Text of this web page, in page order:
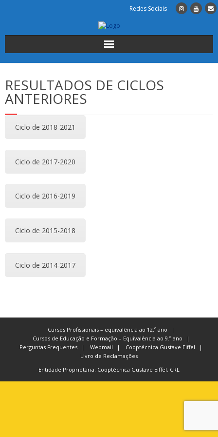
Redes Sociais
Início
Institucional
Alunos
RESULTADOS DE CICLOS
ANTERIORES
Ciclo de 2018-2021
Ciclo de 2017-2020
Ciclo de 2016-2019
Ciclo de 2015-2018
Ciclo de 2014-2017
Cursos Profissionais – equivalência ao 12.º ano
Cursos de Educação e Formação – Equivalência ao 9.º ano
Perguntas Frequentes
Webmail
Cooptécnica Gustave Eiffel
Livro de Reclamações
Entidade Proprietária: Cooptécnica Gustave Eiffel, CRL